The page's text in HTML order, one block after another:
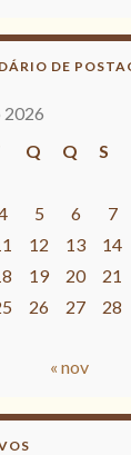
DE
2026
Q Q S
5 6 7
12 13 14
19 20 21
26 27 28
« nov